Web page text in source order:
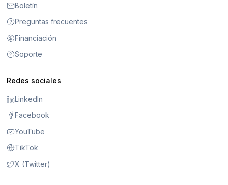
Boletín
Preguntas frecuentes
Financiación
Soporte
Redes sociales
LinkedIn
Facebook
YouTube
TikTok
X (Twitter)